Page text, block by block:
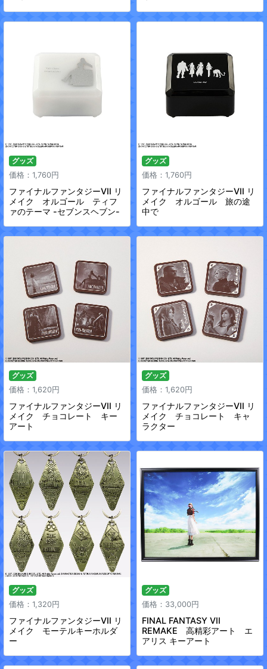
グッズ
価格：1,760円
ファイナルファンタジーVII リ
メイク オルゴール ティフ
ァのテーマ -セブンスヘブン-
グッズ
価格：1,760円
ファイナルファンタジーVII リ
メイク オルゴール 旅の途
中で
グッズ
価格：1,620円
ファイナルファンタジーVII リ
メイク チョコレート キー
アート
グッズ
価格：1,620円
ファイナルファンタジーVII リ
メイク チョコレート キャ
ラクター
グッズ
価格：1,320円
ファイナルファンタジーVII リ
メイク モーテルキーホルダ
ー
グッズ
価格：33,000円
FINAL FANTASY VII
REMAKE 高精彩アート エ
アリス キーアート